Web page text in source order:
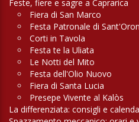
Feste, fiere e sagre a Caprarica
Fiera di San Marco
Festa Patronale di
Corti in Tavola
Festa te la Uliata
Le Notti del Mito
Festa dell'Olio Nuovo
Fiera di Santa Lucia
Presepe Vivente al Kalòs
La differenziata: consigli e